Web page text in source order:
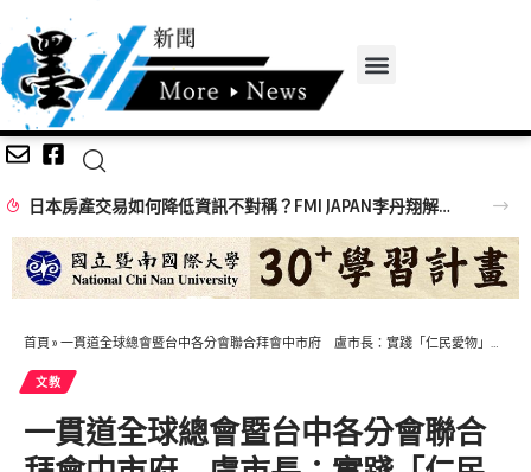
阡陌交通田漸綠 孜孜矻矻待豐年
首頁 » 一貫道全球總會暨台中各分會聯合拜會中市府 盧市長：實踐「仁民愛物」精神讓台中更好
文教
一貫道全球總會暨台中各分會聯合